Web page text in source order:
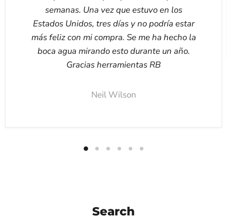
semanas. Una vez que estuvo en los
Estados Unidos, tres días y no podría estar
más feliz con mi compra. Se me ha hecho la
boca agua mirando esto durante un año.
Gracias herramientas RB
Neil Wilson
Search